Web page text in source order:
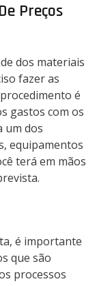
Preços
dos materiais
fazer as
é
gastos com os
um dos
equipamentos
terá em mãos
é importante
que são
processos